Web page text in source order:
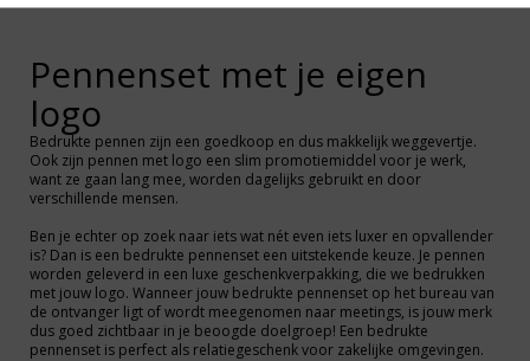
Pennenset met je eigen
logo
Bedrukte pennen zijn een goedkoop en dus makkelijk weggevertje.
Ook zijn pennen met logo een slim promotiemiddel voor je werk,
want ze gaan lang mee, worden dagelijks gebruikt en door
verschillende mensen.
Ben je echter op zoek naar iets wat nét even iets luxer en opvallender
is? Dan is een bedrukte pennenset een uitstekende keuze. Je pennen
worden geleverd in een luxe geschenkverpakking, die we bedrukken
met jouw logo. Wanneer jouw bedrukte pennenset op het bureau van
de ontvanger ligt of wordt meegenomen naar meetings, is jouw merk
dus goed zichtbaar in je beoogde doelgroep! Een bedrukte
pennenset is perfect als relatiegeschenk voor zakelijke omgevingen.